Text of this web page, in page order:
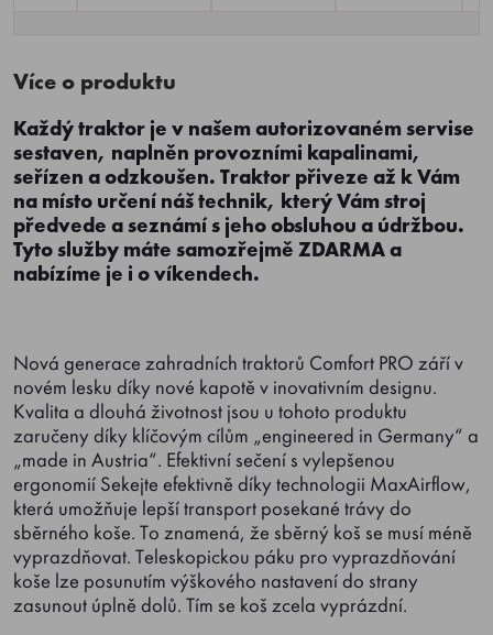
Více o produktu
Každý traktor je v našem autorizovaném servise
sestaven, naplněn provozními kapalinami,
seřízen a odzkoušen. Traktor přiveze až k Vám
na místo určení náš technik, který Vám stroj
předvede a seznámí s jeho obsluhou a údržbou.
Tyto služby máte samozřejmě ZDARMA a
nabízíme je i o víkendech.
Nová generace zahradních traktorů Comfort PRO září v
novém lesku díky nové kapotě v inovativním designu.
Kvalita a dlouhá životnost jsou u tohoto produktu
zaručeny díky klíčovým cílům „engineered in Germany“ a
„made in Austria“. Efektivní sečení s vylepšenou
ergonomií Sekejte efektivně díky technologii MaxAirflow,
která umožňuje lepší transport posekané trávy do
sběrného koše. To znamená, že sběrný koš se musí méně
vyprazdňovat. Teleskopickou páku pro vyprazdňování
koše lze posunutím výškového nastavení do strany
zasunout úplně dolů. Tím se koš zcela vyprázdní.